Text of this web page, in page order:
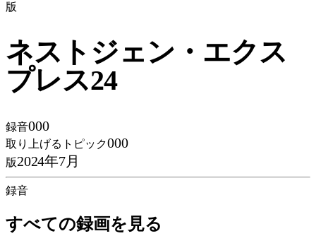
版
ネストジェン・エクス
プレス24
録音000
取り上げるトピック000
版2024年7月
録音
すべての録画を見る